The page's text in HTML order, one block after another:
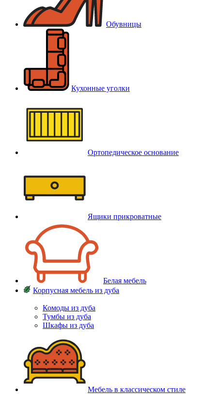
Обувницы
Кухонные уголки
Ортопедическое основание
Ящики прикроватные
Белая мебель
Корпусная мебель из дуба
Комоды из дуба
Тумбы из дуба
Шкафы из дуба
Мебель в классическом стиле